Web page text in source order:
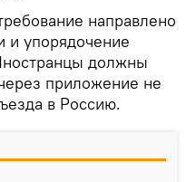
направлено
и упорядочение
должны
приложение не
в Россию.